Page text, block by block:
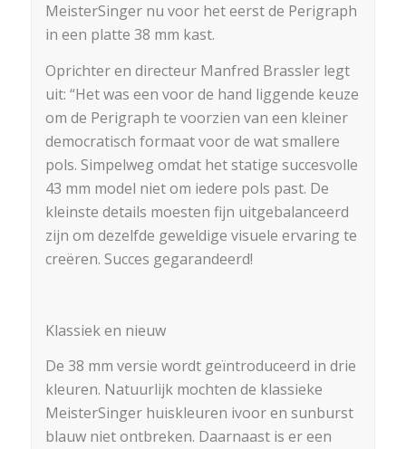
MeisterSinger nu voor het eerst de Perigraph
in een platte 38 mm kast.
Oprichter en directeur Manfred Brassler legt
uit: “Het was een voor de hand liggende keuze
om de Perigraph te voorzien van een kleiner
democratisch formaat voor de wat smallere
pols. Simpelweg omdat het statige succesvolle
43 mm model niet om iedere pols past. De
kleinste details moesten fijn uitgebalanceerd
zijn om dezelfde geweldige visuele ervaring te
creëren. Succes gegarandeerd!
Klassiek en nieuw
De 38 mm versie wordt geïntroduceerd in drie
kleuren. Natuurlijk mochten de klassieke
MeisterSinger huiskleuren ivoor en sunburst
blauw niet ontbreken. Daarnaast is er een